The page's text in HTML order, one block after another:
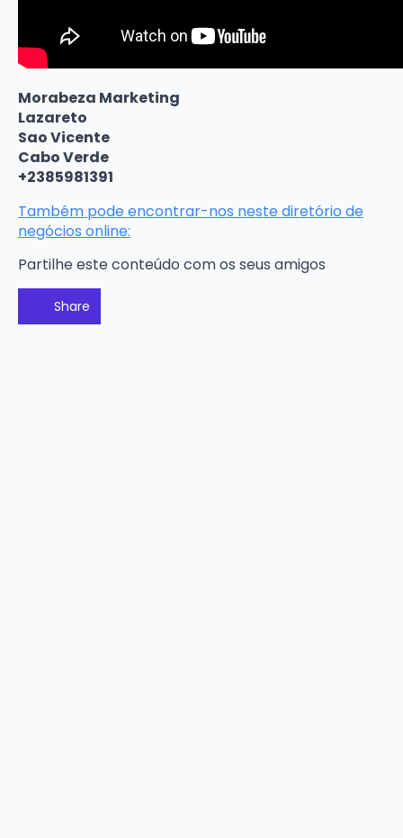
Morabeza Marketing
Lazareto
Sao Vicente
Cabo Verde
+2385981391
Também pode encontrar-nos neste diretório de
negócios online:
Partilhe este conteúdo com os seus amigos
Share